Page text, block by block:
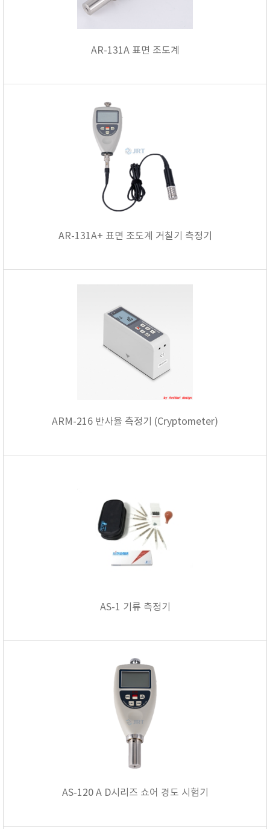
AR-131A 표면 조도계
AR-131A+ 표면 조도계 거칠기 측정기
ARM-216 반사율 측정기 (Cryptometer)
AS-1 기류 측정기
AS-120 A D시리즈 쇼어 경도 시험기